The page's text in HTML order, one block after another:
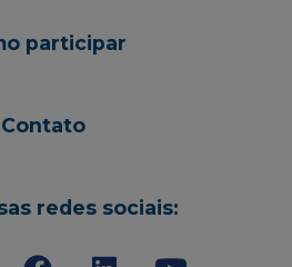
participar
Contato
redes sociais: